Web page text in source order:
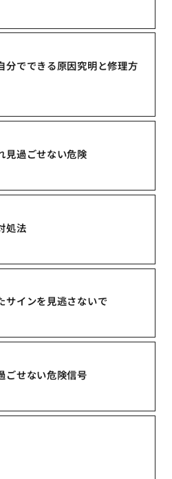
分でできる原因究明と修理方
見過ごせない危険
処法
サインを見逃さないで
ごせない危険信号